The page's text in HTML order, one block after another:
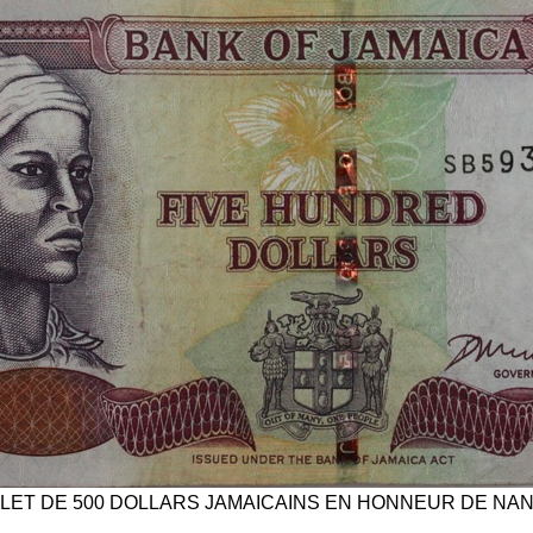
DE 500 DOLLARS JAMAICAINS EN HONNEUR DE